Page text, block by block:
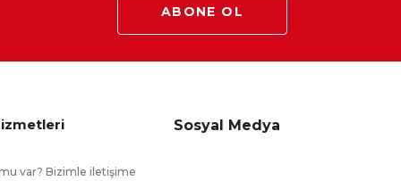
ABONE OL
var? Bizimle iletişime
Sosyal Medya